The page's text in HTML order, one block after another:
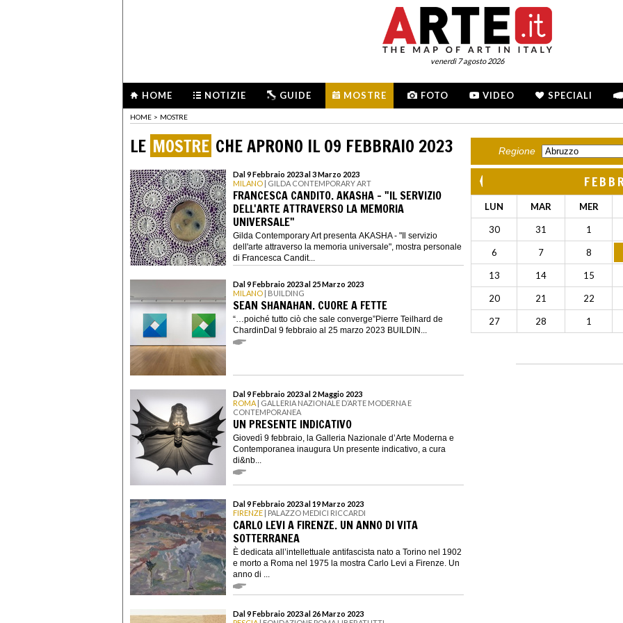
venerdì 7 agosto 2026
HOME NOTIZIE GUIDE MOSTRE FOTO VIDEO SPECIALI
HOME > MOSTRE
LE MOSTRE CHE APRONO IL 09 FEBBRAIO 2023
Dal 9 Febbraio 2023 al 3 Marzo 2023
MILANO | GILDA CONTEMPORARY ART
FRANCESCA CANDITO. AKASHA - "IL SERVIZIO
DELL'ARTE ATTRAVERSO LA MEMORIA
UNIVERSALE"
Gilda Contemporary Art presenta AKASHA - "Il servizio
dell'arte attraverso la memoria universale", mostra personale
di Francesca Candit...
Dal 9 Febbraio 2023 al 25 Marzo 2023
MILANO | BUILDING
SEAN SHANAHAN. CUORE A FETTE
“…poiché tutto ciò che sale converge”Pierre Teilhard de
ChardinDal 9 febbraio al 25 marzo 2023 BUILDIN...
Dal 9 Febbraio 2023 al 2 Maggio 2023
ROMA | GALLERIA NAZIONALE D’ARTE MODERNA E
CONTEMPORANEA
UN PRESENTE INDICATIVO
Giovedì 9 febbraio, la Galleria Nazionale d’Arte Moderna e
Contemporanea inaugura Un presente indicativo, a cura
di&nb...
Dal 9 Febbraio 2023 al 19 Marzo 2023
FIRENZE | PALAZZO MEDICI RICCARDI
CARLO LEVI A FIRENZE. UN ANNO DI VITA
SOTTERRANEA
È dedicata all’intellettuale antifascista nato a Torino nel 1902
e morto a Roma nel 1975 la mostra Carlo Levi a Firenze. Un
anno di ...
Dal 9 Febbraio 2023 al 26 Marzo 2023
Regione
LUN MAR MER
30 31 1
6 7 8
13 14 15
20 21 22
27 28 1